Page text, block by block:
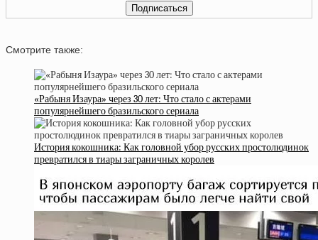
Смотрите также:
«Рабыня Изаура» через 30 лет: Что стало с актерами
популярнейшего бразильского сериала
История кокошника: Как головной убор русских простолюдинок
превратился в тиары заграничных королев